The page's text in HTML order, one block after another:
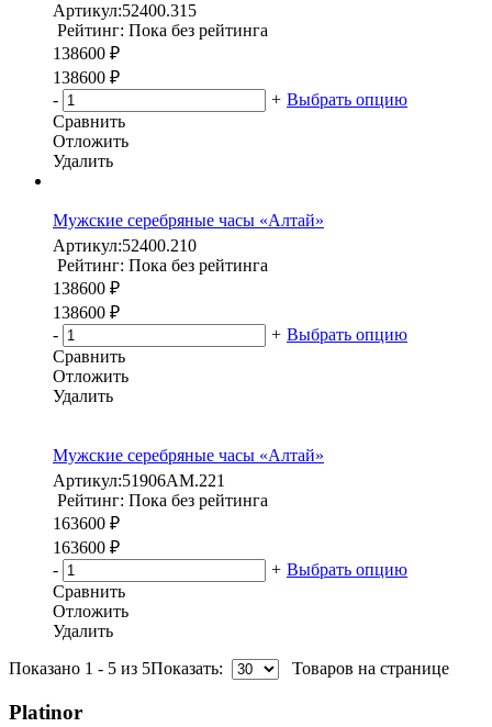
Артикул:52400.315
Рейтинг: Пока без рейтинга
138600 ₽
138600 ₽
-
+ Выбрать опцию
Сравнить
Отложить
Удалить
Мужские серебряные часы «Алтай»
Артикул:52400.210
Рейтинг: Пока без рейтинга
138600 ₽
138600 ₽
-
+ Выбрать опцию
Сравнить
Отложить
Удалить
Мужские серебряные часы «Алтай»
Артикул:51906АМ.221
Рейтинг: Пока без рейтинга
163600 ₽
163600 ₽
-
+ Выбрать опцию
Сравнить
Отложить
Удалить
Показано 1 - 5 из 5Показать: Товаров на странице
Platinor